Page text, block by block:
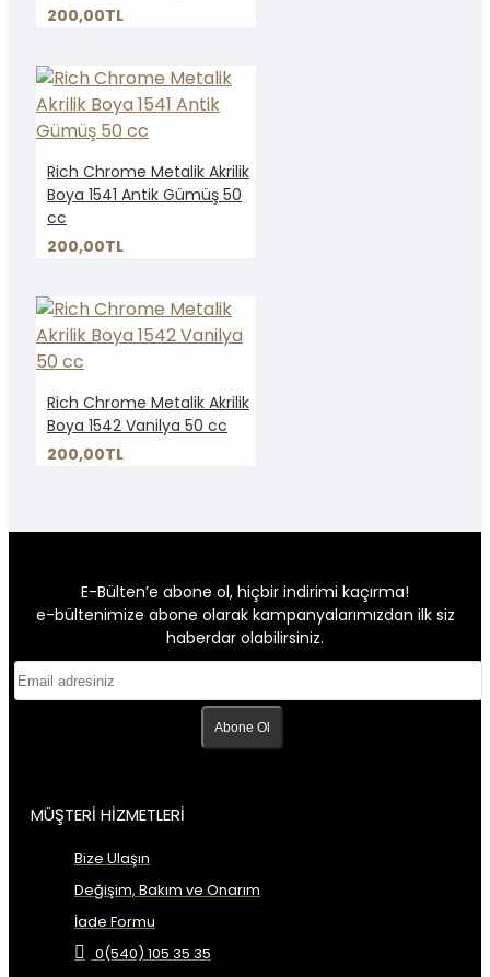
200,00TL
Rich Chrome Metalik Akrilik
Boya 1541 Antik Gümüş 50
cc
200,00TL
Rich Chrome Metalik Akrilik
Boya 1542 Vanilya 50 cc
200,00TL
E-Bülten’e abone ol, hiçbir indirimi kaçırma!
e-bültenimize abone olarak kampanyalarımızdan ilk siz
haberdar olabilirsiniz.
Abone Ol
MÜŞTERİ HİZMETLERİ
Bize Ulaşın
Değişim, Bakım ve Onarım
İade Formu
0(540) 105 35 35